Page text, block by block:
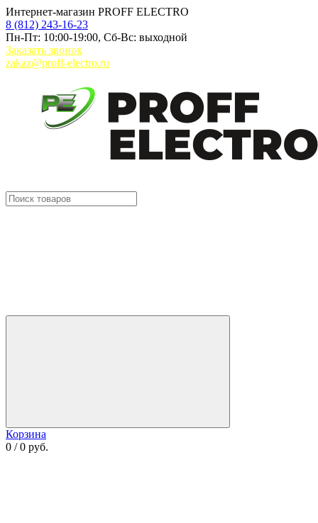
Интернет-магазин PROFF ELECTRO
8 (812) 243-16-23
Пн-Пт: 10:00-19:00, Сб-Вс: выходной
Заказать звонок
zakaz@proff-electro.ru
Корзина
0 / 0 руб.